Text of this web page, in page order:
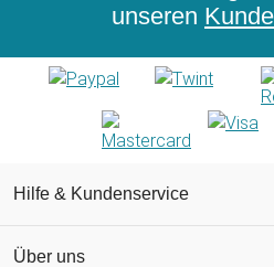
unseren
Hilfe & Kundenservice
Über uns